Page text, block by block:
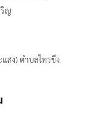
ริญ
สง) ตำบลไทรขึง